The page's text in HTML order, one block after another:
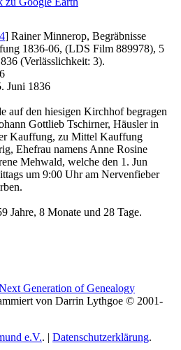
] Rainer Minnerop, Begräbnisse
1836-06, (LDS Film 889978), 5
(Verlässlichkeit: 3).
Juni 1836
auf den hiesigen Kirchhof begragen
Gottlieb Tschirner, Häusler in
Kauffung, zu Mittel Kauffung
Ehefrau namens Anne Rosine
Mehwald, welche den 1. Jun
um 9:00 Uhr am Nervenfieber
Jahre, 8 Monate und 28 Tage.
Generation of Genealogy
von Darrin Lythgoe © 2001-
e.V.. | Datenschutzerklärung.